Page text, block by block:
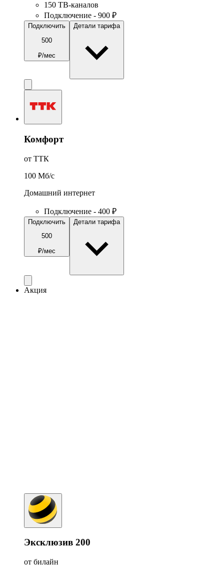
150 ТВ-каналов
Подключение - 900 ₽
Подключить
500
₽/мес
Детали тарифа
Комфорт
от ТТК
100 Мб/c
Домашний интернет
Подключение - 400 ₽
Подключить
500
₽/мес
Детали тарифа
Акция
Эксклюзив 200
от билайн